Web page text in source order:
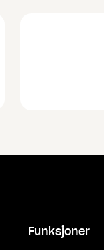
Funksjoner